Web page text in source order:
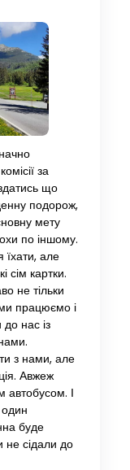
за
що
подорож,
мету
по іншому.
але
сім картки.
не тільки
працюємо і
нас із
з нами, але
Авжеж
автобусом. І
один
буде
сідали до